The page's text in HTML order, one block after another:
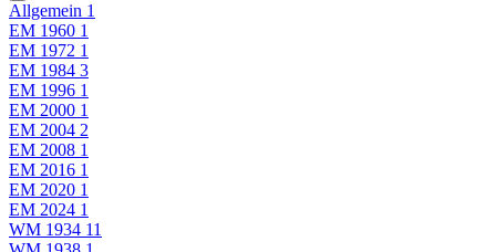
Allgemein 1
EM 1960 1
EM 1972 1
EM 1984 3
EM 1996 1
EM 2000 1
EM 2004 2
EM 2008 1
EM 2016 1
EM 2020 1
EM 2024 1
WM 1934 11